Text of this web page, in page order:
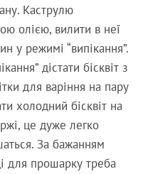
Каструлю
олією, вилити в неї
у режимі “випікання”.
дістати бісквіт з
для варіння на пару
холодний бісквіт на
це дуже легко
За бажанням
для прошарку треба